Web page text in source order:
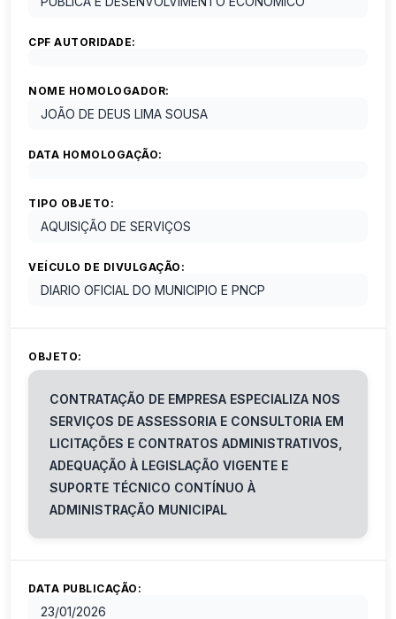
CPF AUTORIDADE:
NOME HOMOLOGADOR:
JOÃO DE DEUS LIMA SOUSA
DATA HOMOLOGAÇÃO:
TIPO OBJETO:
AQUISIÇÃO DE SERVIÇOS
VEÍCULO DE DIVULGAÇÃO:
DIARIO OFICIAL DO MUNICIPIO E PNCP
OBJETO:
CONTRATAÇÃO DE EMPRESA ESPECIALIZA NOS
SERVIÇOS DE ASSESSORIA E CONSULTORIA EM
LICITAÇÕES E CONTRATOS ADMINISTRATIVOS,
ADEQUAÇÃO À LEGISLAÇÃO VIGENTE E
SUPORTE TÉCNICO CONTÍNUO À
ADMINISTRAÇÃO MUNICIPAL
DATA PUBLICAÇÃO:
23/01/2026